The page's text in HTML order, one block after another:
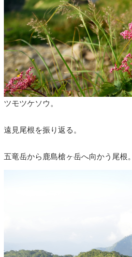
ツモツケソウ。
遠見尾根を振り返る。
五竜岳から鹿島槍ヶ岳へ向かう尾根。